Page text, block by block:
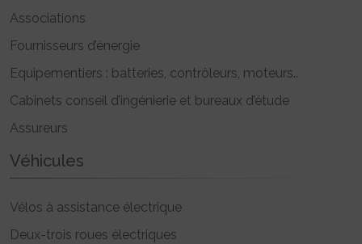
Associations
Fournisseurs d’énergie
Equipementiers : batteries, contrôleurs, moteurs..
Cabinets conseil d’ingénierie et bureaux d’étude
Assureurs
Véhicules
Vélos à assistance électrique
Deux-trois roues électriques